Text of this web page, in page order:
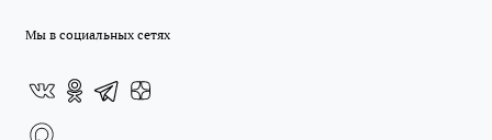
Мы в социальных сетях